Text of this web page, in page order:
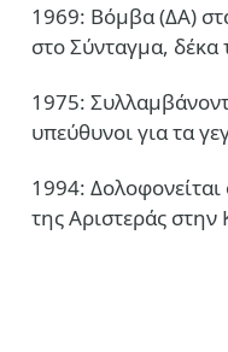
1969: Βόμβα (ΔΑ)
στο Σύνταγμα, δέκα
1975:
υπεύθυνοι για τα
1994:
της Αριστεράς